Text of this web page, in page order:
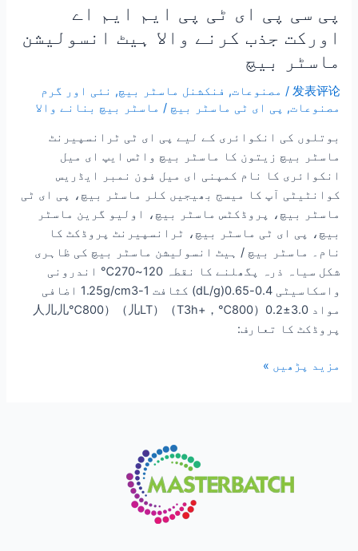
پی سی پی ای ٹی پی ایم ایم اے
اورکت جذب کرنے والا ہیٹ انسولیشن
ماسٹر بیچ
发表评论
/ مصنوعات, فنکشنل ماسٹر بیچ, نئی اور گرم
مصنوعات, پی ای ٹی ماسٹر بیچ / ماسٹر بیچ بنانے والا
بوتلوں کی انکوائری کے لیے پی ای ٹی ٹرانسپیرنٹ
ماسٹر بیچ زیتون کا ماسٹر بیچ واٹس ایپ ای میل
انکوائری کا نام کمپنی ای میل فون نمبر ایڈریس
کوانٹیٹی آپ کا میسج بھیجیں کلر ماسٹر بیچ، پی ای ٹی
ماسٹر بیچ، پروڈکٹس ماسٹر بیچ، اولیو گرین ماسٹر
بیچ، پی ای ٹی ماسٹر بیچ، ٹرانسپیرنٹ پروڈکٹ کا
نام۔ ماسٹر بیچ / ہیٹ انسولیشن ماسٹر بیچ کی ظاہری
شکل سیاہ ذرہ پگھلنے کا نقطہ 120~270℃ اندرونی
واسکاسیٹی 0.4-0.65(dL/g) کثافت 1-1.25g/cm3 اضافی
مواد 3.0±0.2（800℃，+T3h）（LT⼉）（800℃⼉⼉⼈
پروڈکٹ کا تعارف:
مزید پڑھیں »